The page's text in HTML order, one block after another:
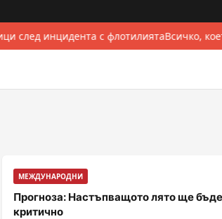
след инцидента с флотилиятаВсичко,
МЕЖДУНАРОДНИ
Прогноза: Настъпващото лято ще
критично